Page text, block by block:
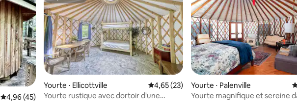
Évaluation moyenne sur la base de 45 commentaires : 4,96 sur 5
4,96 (45)
Yourte ⋅ Ellicottville Évaluation moyenne sur la base de 23
4,65 (23)
Yourte rustique avec dortoir d'une
Yourte ⋅ Palenville
Yourte magnifique et sereine